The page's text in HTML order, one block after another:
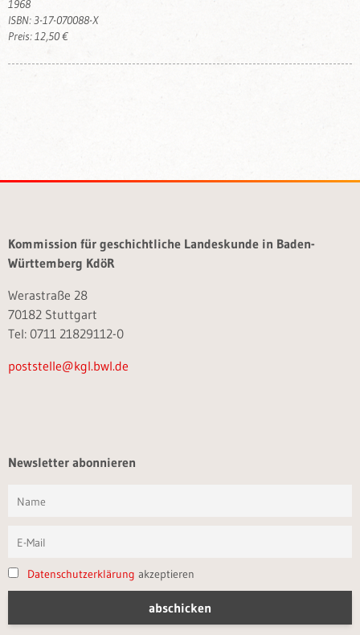
1968
ISBN: 3-17-070088-X
Preis: 12,50 €
Kommission für geschichtliche Landeskunde in Baden-
Württemberg KdöR
Werastraße 28
70182 Stuttgart
Tel: 0711 21829112-0
poststelle@kgl.bwl.de
Newsletter abonnieren
Datenschutzerklärung akzeptieren